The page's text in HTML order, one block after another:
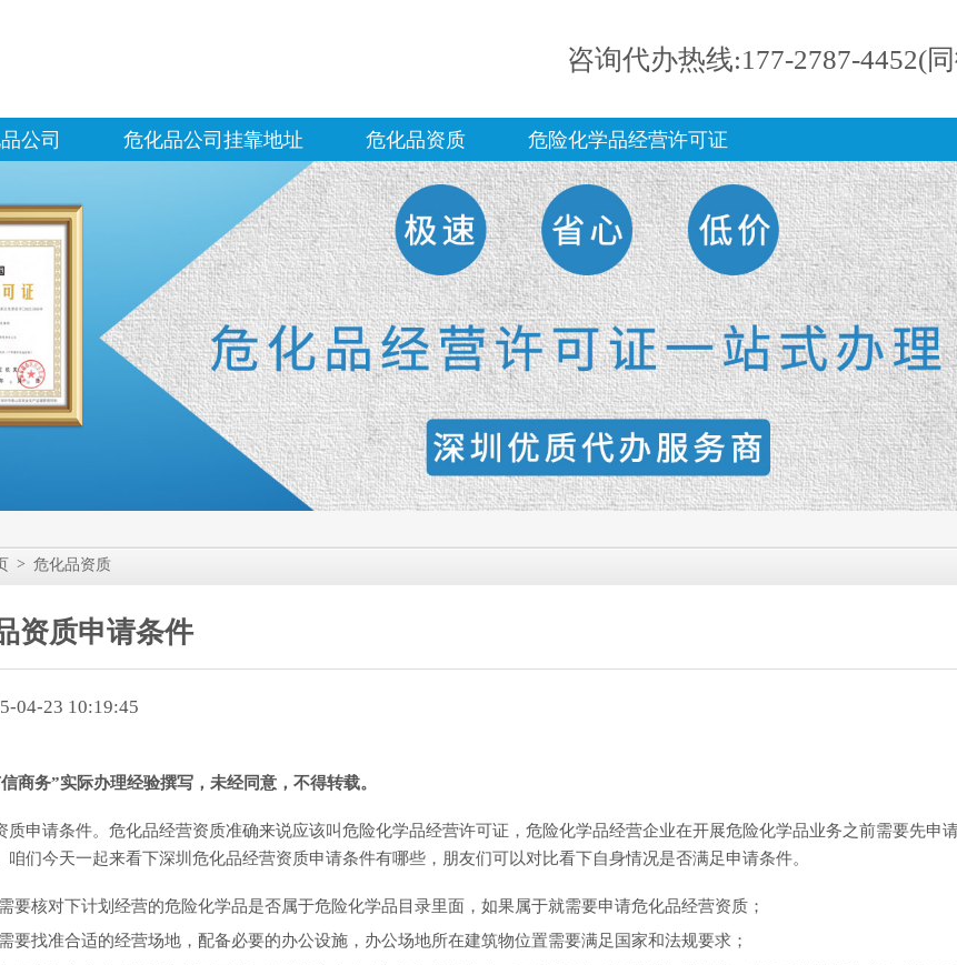
咨询代办热线:177-2787-4452(
公司 危化品公司挂靠地址 危化品资质 危险化学品经营许可证
> 危化品资质
资质申请条件
04-23 10:19:45
商务”实际办理经验撰写，未经同意，不得转载。
质申请条件。危化品经营资质准确来说应该叫危险化学品经营许可证，危险化学品经营企业在开展危险化学品业务之前需要先申
咱们今天一起来看下深圳危化品经营资质申请条件有哪些，朋友们可以对比看下自身情况是否满足申请条件。
要核对下计划经营的危险化学品是否属于危险化学品目录里面，如果属于就需要申请危化品经营资质；
要找准合适的经营场地，配备必要的办公设施，办公场地所在建筑物位置需要满足国家和法规要求；